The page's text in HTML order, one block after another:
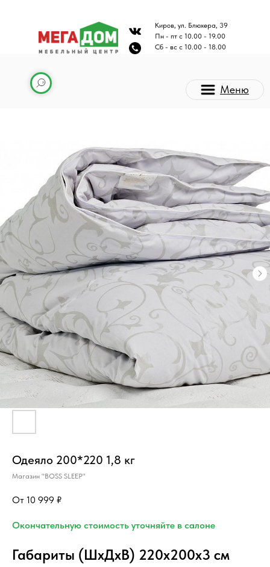
Каталог мебели
Киров, ул. Блюхера, 39
Пн - пт с 10.00 - 19.00
Сб - вс с 10.00 - 18.00
Меню
Одеяло 200*220 1,8 кг
Магазин "BOSS SLEEP"
10 999 ₽
Окончательную стоимость уточняйте в салоне
Габариты (ШхДхВ) 220x200x3 см